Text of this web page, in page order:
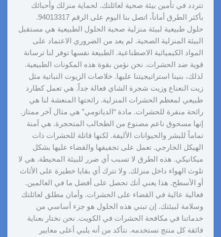
تتردد في تأمين بيئة صحية لعائلتك. لحماية منزلك وأحبائك
بأكثر الطرق أماناً، اتصل بنا اليوم على الرقم 94013317.
حلول طبيعية لبيئة منزلية صحية الحلول الطبيعية هي مستقبل
البيئة المنزلية الصحية. لم يعد من الضروري الاعتماد على
المواد الكيميائية الاصطناعية. الطبيعة نفسها توفر لنا ترسانة
قوية ضد الحشرات. نحن نؤمن بقوة هذه المكونات الطبيعية.
لذلك، بنينا استراتيجيتنا عليها. خلاصات الزيوت النباتية مثل
زيت النعناع وزيت شجرة الشاي فعالة جداً. هي تعمل كطارد
طبيعي لمعظم الحشرات المنزلية. رائحتها المنعشة لنا هي
رائحة منفرة للحشرات. مادة “الدياتومي” هي مثال آخر ممتاز.
إنها مسحوق ناعم مصنوع من الطحالب المتحجرة. هي آمنة
تماماً للبشر والحيوانات الأليفة. لكنها قاتلة للحشرات ذات
الهيكل الخارجي. تعمل على تجفيفها والقضاء عليها بشكل
ميكانيكي. هذه الطرق لا تسبب أي ضرر للبيئة المحيطة. هي لا
تلوث الهواء داخل منزلك. ولا تترك أي بقايا خطيرة على الأثاث
أو الأسطح. هذا يعني أنك تحصل على أفضل ما في العالمين.
فعالية عالية في القضاء على الحشرات. وأمان مطلق لعائلتك
وسلامة لبيئتك. إن تبني هذه الحلول هو جزء أساسي من
خدماتنا في مكافحة الحشرات في الكويت. نحن نختار بعناية
فائقة كل منتج نستخدمه. نتأكد من أنه يلبي أعلى معايير